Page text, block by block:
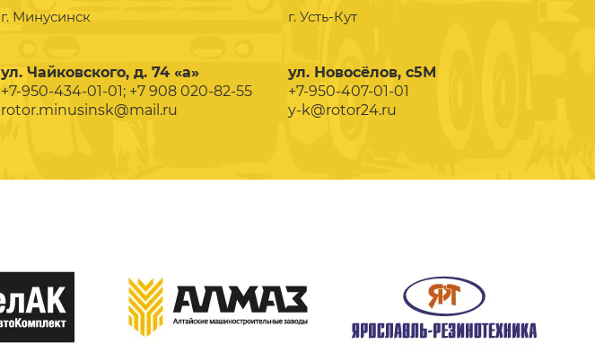
г. Минусинск
ул. Чайковского, д. 74 «а»
+7-950-434-01-01; +7 908 020-82-55
rotor.minusinsk@mail.ru
г. Усть-Кут
ул. Новосёлов, с5М
+7-950-407-01-01
y-k@rotor24.ru